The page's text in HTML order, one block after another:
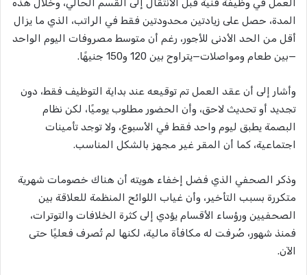
العمل في وظيفة فنية قبل الانتقال إلى القسم الحالي، وخلال هذه
المدة، حصل على زيادتين محدودتين فقط في الراتب، الذي ما يزال
أقل من الحد الأدنى للأجور، رغم أن متوسط مصروفات اليوم الواحد
—بين طعام ومواصلات—يتراوح بين 120 و150 جنيهًا.
وأشار إلى أن عقد العمل تم توقيعه عند بداية التوظيف فقط، دون
تجديد أو تحديث لاحق، وأن الحضور مطلوب يوميًا، لكن نظام
البصمة يطبق ليوم واحد فقط في الأسبوع، ولا توجد تأمينات
اجتماعية، كما أن المقر غير مجهز بالشكل المناسب.
وذكر الصحفي الذي فضل إخفاء هويته أن هناك خصومات شهرية
متكررة بسبب التأخير، وأن غياب اللوائح المنظمة للعلاقة بين
الصحفيين ورؤساء الأقسام يؤدي إلى كثرة الخلافات والتوترات،
فمنذ شهور، صُرفت له مكافأة مالية، لكنها لم تُصرف فعليًا حتى
الآن.